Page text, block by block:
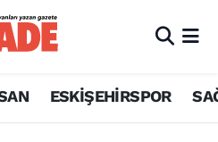
ESKİŞEHİRSPOR